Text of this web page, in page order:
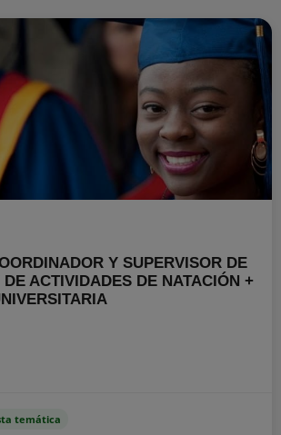
Y SUPERVISOR DE
DE ACTIVIDADES DE NATACIÓN +
temática